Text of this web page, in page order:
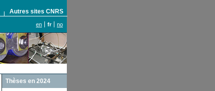
Autres sites CNRS
en fr no
Thèses en 2024